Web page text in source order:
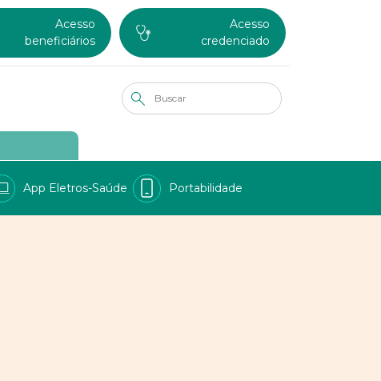
Acesso
beneficiários
Acesso
credenciado
App Eletros-Saúde Portabilidade